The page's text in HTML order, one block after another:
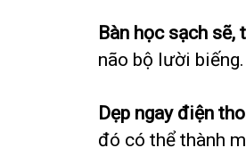
Bàn học sạch sẽ,
não bộ lười biếng.
Dẹp ngay điện
đó có thể thành